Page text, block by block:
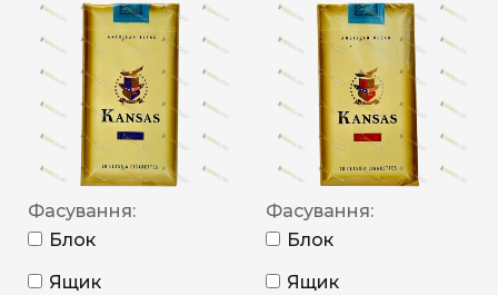
Фасування:
Блок
Ящик
Фасування:
Блок
Ящик